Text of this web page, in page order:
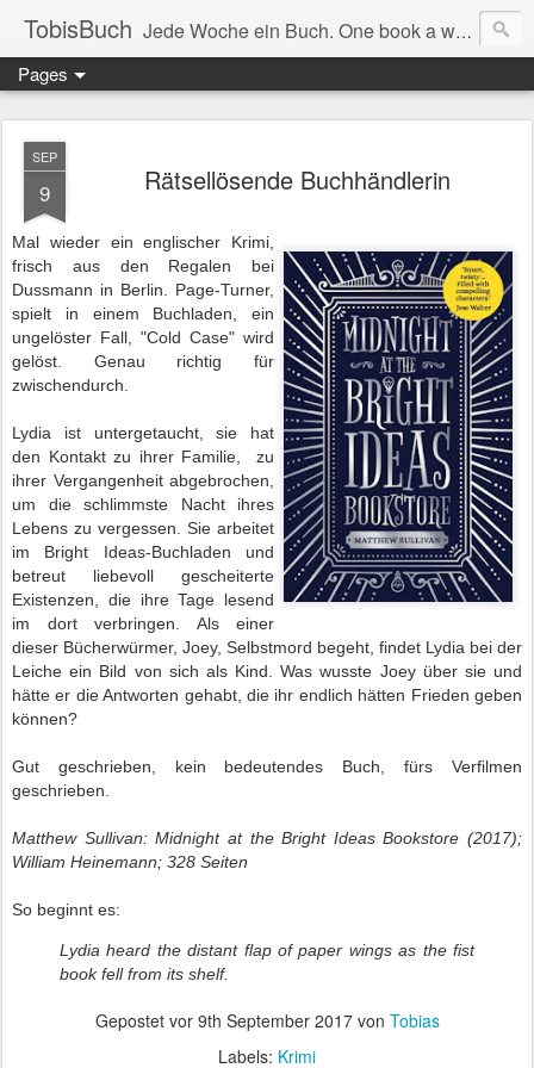
TobisBuch Jede Woche ein Buch. One book a week.
Pages
SEP
9 Rätsellösende Buchhändlerin
Mal wieder ein englischer Krimi,
frisch aus den Regalen bei
Dussmann in Berlin. Page-Turner,
spielt in einem Buchladen, ein
ungelöster Fall, "Cold Case" wird
gelöst. Genau richtig für
zwischendurch.
Lydia ist untergetaucht, sie hat
den Kontakt zu ihrer Familie, zu
ihrer Vergangenheit abgebrochen,
um die schlimmste Nacht ihres
Lebens zu vergessen. Sie arbeitet
im Bright Ideas-Buchladen und
betreut liebevoll gescheiterte
Existenzen, die ihre Tage lesend
im dort verbringen. Als einer
dieser Bücherwürmer, Joey, Selbstmord begeht, findet Lydia bei der
Leiche ein Bild von sich als Kind. Was wusste Joey über sie und
hätte er die Antworten gehabt, die ihr endlich hätten Frieden geben
können?
Gut geschrieben, kein bedeutendes Buch, fürs Verfilmen
geschrieben.
Matthew Sullivan: Midnight at the Bright Ideas Bookstore (2017);
William Heinemann; 328 Seiten
So beginnt es:
Lydia heard the distant flap of paper wings as the fist
book fell from its shelf.
Gepostet vor 9th September 2017von Tobias
Labels: Krimi